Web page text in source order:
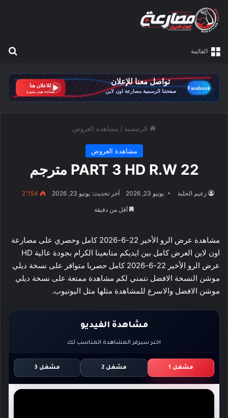
القائمة
الرئيسية / مشاهدة العروض
مشاهدة العروض
PART 3 HD R.W 22 مترجم
زعيم الحلبة يونيو 23, 2026 آخر تحديث: يونيو 23, 2026 2٬154
أقل من دقيقة
مشاهدة عرض الرو الأخير 22-6-2026 كامل وحصري على مصارعة
اون لاين العرض كامل بين ايديكم متابعينا الكرام بجودة عالية HD
عرض الرو الأخير 22-6-2026 كامل حصريا متوافر على نسخة ديلي
موشن النسخة الافضل نتمني لكم مشاهدة ممتعة على نسخة ديلي
موشن الافضل والاسرع للمشاهدة مثلها مثل اليوتيوب.
مشاهدة الفيديو
اختر سيرفر المشاهدة المناسب لك
مشغل 1 مشغل 2 مشغل 3